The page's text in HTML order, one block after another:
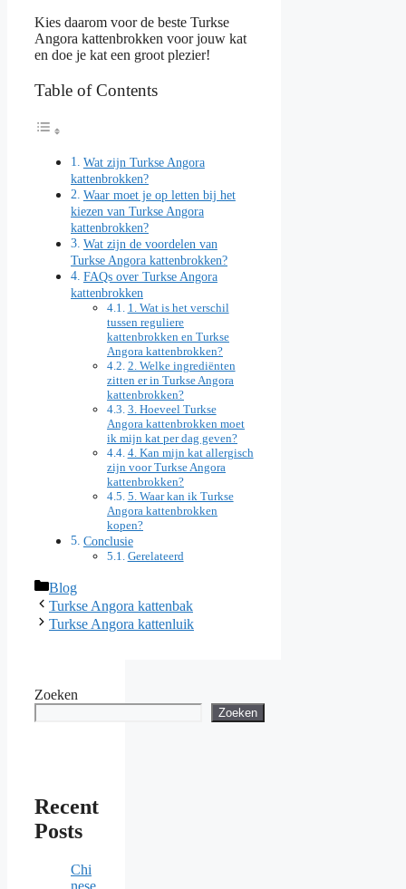
Kies daarom voor de beste Turkse
Angora kattenbrokken voor jouw kat
en doe je kat een groot plezier!
Table of Contents
Wat zijn Turkse Angora
kattenbrokken?
Waar moet je op letten bij het
kiezen van Turkse Angora
kattenbrokken?
Wat zijn de voordelen van
Turkse Angora kattenbrokken?
FAQs over Turkse Angora
kattenbrokken
1. Wat is het verschil
tussen reguliere
kattenbrokken en Turkse
Angora kattenbrokken?
2. Welke ingrediënten
zitten er in Turkse Angora
kattenbrokken?
3. Hoeveel Turkse
Angora kattenbrokken moet
ik mijn kat per dag geven?
4. Kan mijn kat allergisch
zijn voor Turkse Angora
kattenbrokken?
5. Waar kan ik Turkse
Angora kattenbrokken
kopen?
Conclusie
Gerelateerd
Categories
Blog
Turkse Angora kattenbak
Turkse Angora kattenluik
Zoeken
Zoeken
Recent
Posts
Chi
nese